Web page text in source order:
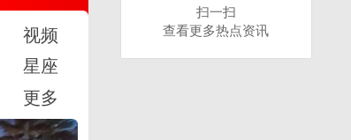
视频
星座
更多
扫一扫
查看更多热点资讯
扫一扫
查看更多热点资讯